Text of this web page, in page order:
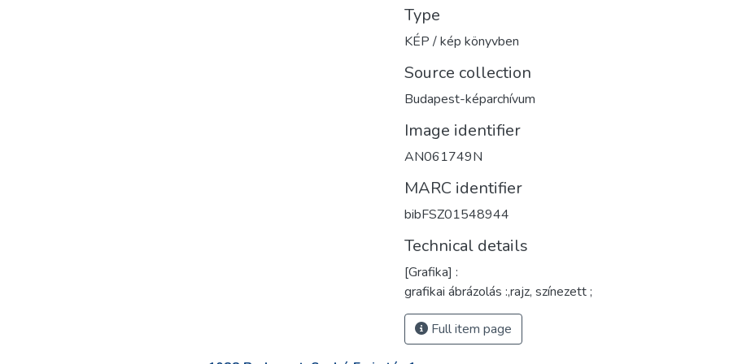
Type
KÉP / kép könyvben
Source collection
Budapest-képarchívum
Image identifier
AN061749N
MARC identifier
bibFSZ01548944
Technical details
[Grafika] :
grafikai ábrázolás :,rajz, színezett ;
Full item page